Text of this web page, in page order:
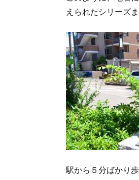
えられたシリーズ
駅から５分ばかり